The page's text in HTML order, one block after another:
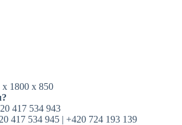
1800 x 850
417 534 943
417 534 945 | +420 724 193 139